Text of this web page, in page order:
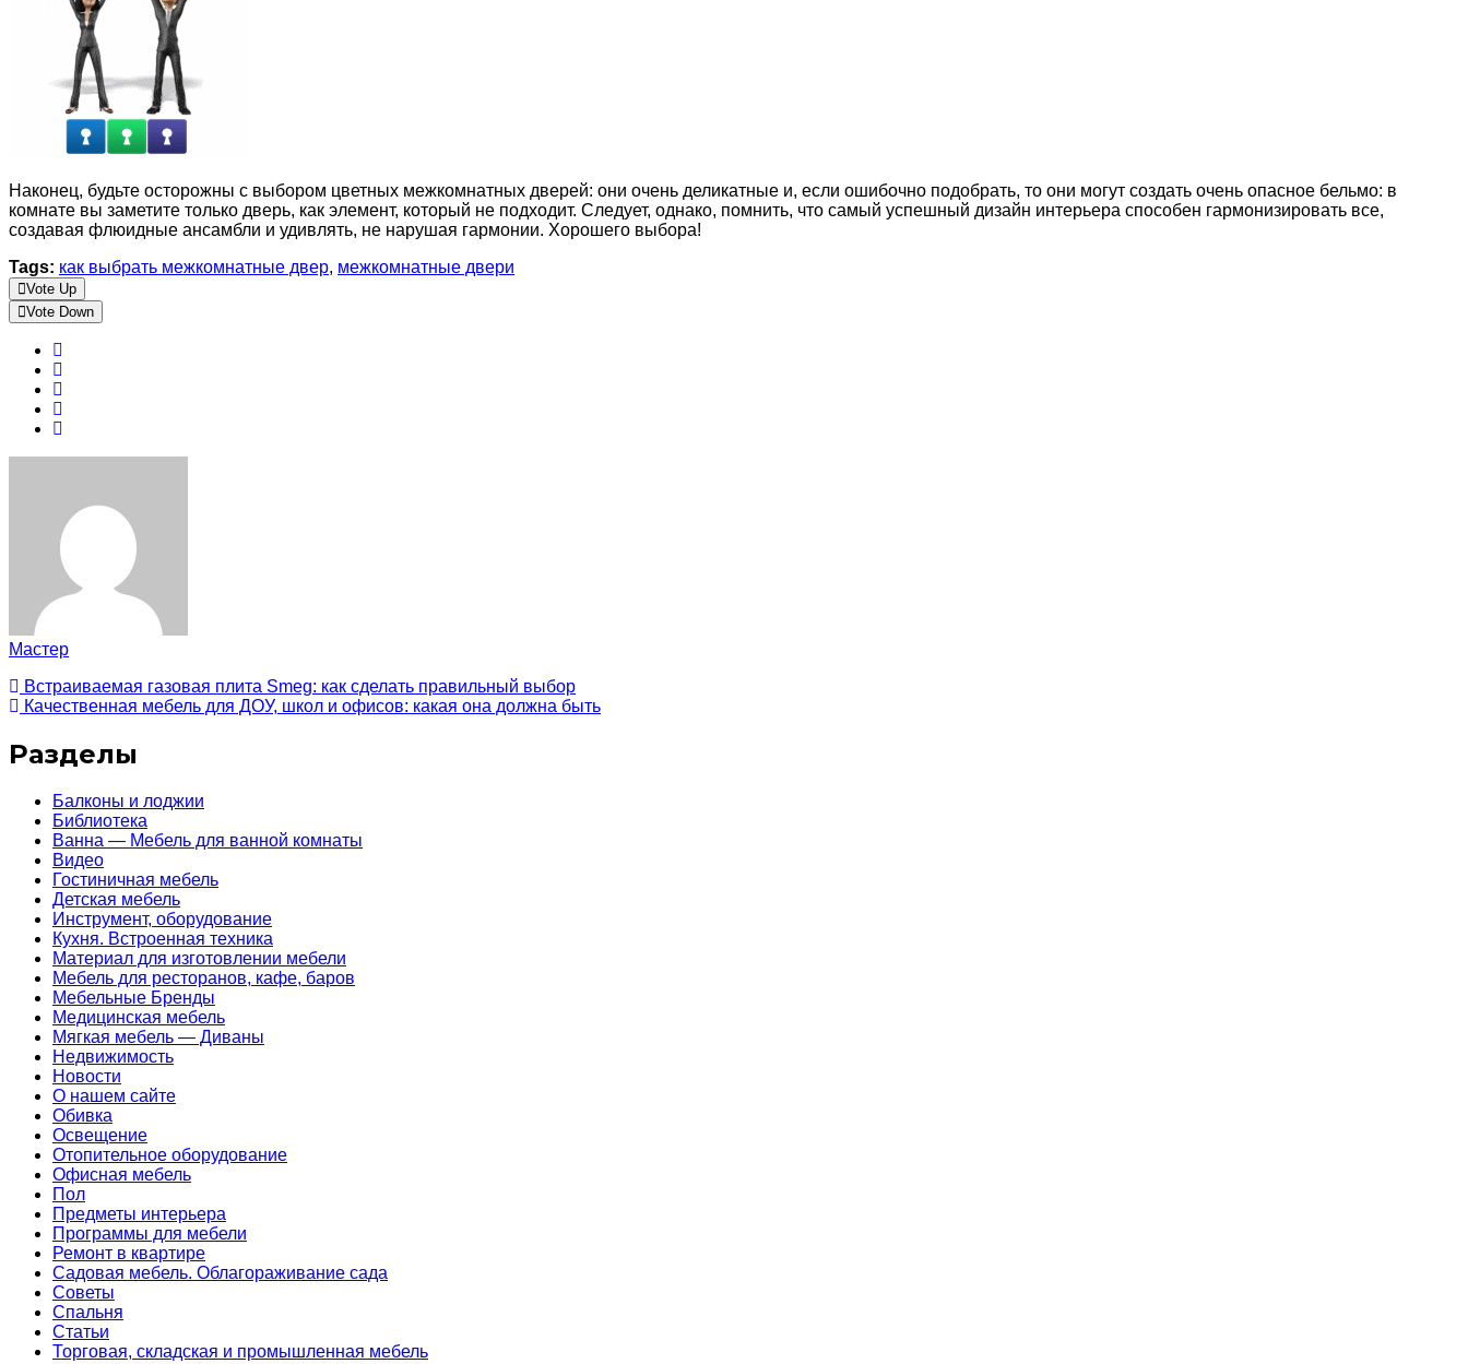
Наконец, будьте осторожны с выбором цветных межкомнатных дверей: они очень деликатные и, если ошибочно подобрать, то они могут создать очень опасное бельмо: в
комнате вы заметите только дверь, как элемент, который не подходит. Следует, однако, помнить, что самый успешный дизайн интерьера способен гармонизировать все,
создавая флюидные ансамбли и удивлять, не нарушая гармонии. Хорошего выбора!
Tags: как выбрать межкомнатные двер, межкомнатные двери
Vote Up
Vote Down
Мастер
Встраиваемая газовая плита Smeg: как сделать правильный выбор
Качественная мебель для ДОУ, школ и офисов: какая она должна быть
Разделы
Балконы и лоджии
Библиотека
Ванна — Мебель для ванной комнаты
Видео
Гостиничная мебель
Детская мебель
Инструмент, оборудование
Кухня. Встроенная техника
Материал для изготовлении мебели
Мебель для ресторанов, кафе, баров
Мебельные Бренды
Медицинская мебель
Мягкая мебель — Диваны
Недвижимость
Новости
О нашем сайте
Обивка
Освещение
Отопительное оборудование
Офисная мебель
Пол
Предметы интерьера
Программы для мебели
Ремонт в квартире
Садовая мебель. Облагораживание сада
Советы
Спальня
Статьи
Торговая, складская и промышленная мебель